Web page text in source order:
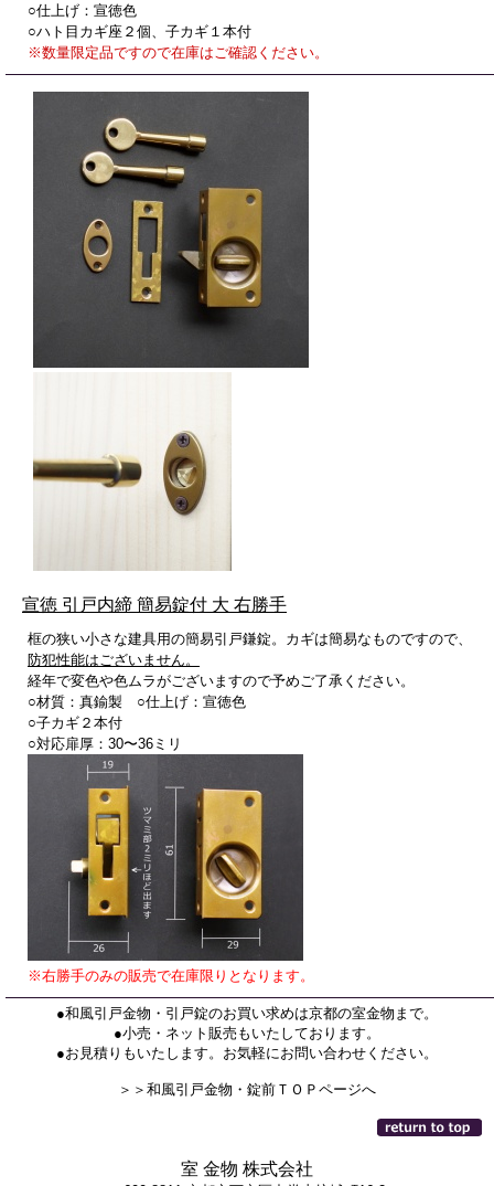
○仕上げ：宣徳色
○ハト目カギ座２個、子カギ１本付
※数量限定品ですので在庫はご確認ください。
宣徳 引戸内締 簡易錠付 大 右勝手
框の狭い小さな建具用の簡易引戸鎌錠。カギは簡易なものですので、
防犯性能はございません。
経年で変色や色ムラがございますので予めご了承ください。
○材質：真鍮製 ○仕上げ：宣徳色
○子カギ２本付
○対応扉厚：30〜36ミリ
※右勝手のみの販売で在庫限りとなります。
●和風引戸金物・引戸錠のお買い求めは京都の室金物まで。
●小売・ネット販売もいたしております。
●お見積りもいたします。お気軽にお問い合わせください。
＞＞和風引戸金物・錠前ＴＯＰページへ
室 金物 株式会社